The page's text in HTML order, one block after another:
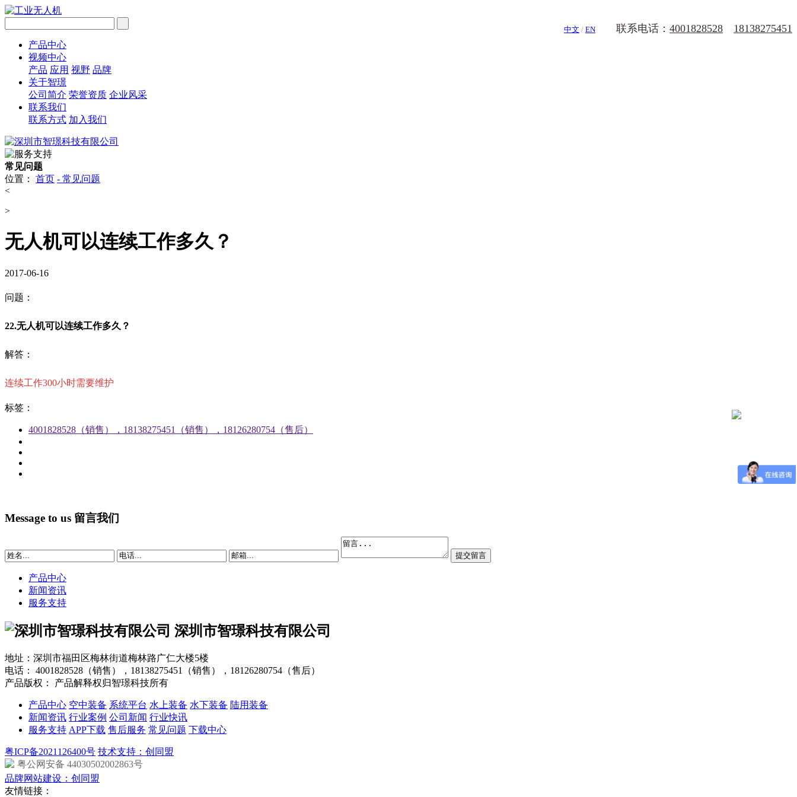
中文 / EN 联系电话： 4001828528 18138275451
产品中心
视频中心
产品 应用 视野 品牌
关于智璟
公司简介 荣誉资质 企业风采
联系我们
联系方式 加入我们
常见问题
位置：
首页 - 常见问题
<
>
无人机可以连续工作多久？
2017-06-16
问题：
22.无人机可以连续工作多久？
解答：
连续工作300小时需要维护
标签：
4001828528（销售），18138275451（销售），18126280754（售后）
Message to us 留言我们
产品中心
新闻资讯
服务支持
深圳市智璟科技有限公司
地址：深圳市福田区梅林街道梅林路广仁大楼5楼
电话： 4001828528（销售），18138275451（销售），18126280754（售后）
产品版权： 产品解释权归智璟科技所有
产品中心 空中装备 系统平台 水上装备 水下装备 陆用装备
新闻资讯 行业案例 公司新闻 行业快讯
服务支持 APP下载 售后服务 常见问题 下载中心
粤ICP备2021126400号 技术支持：创同盟
粤公网安备 44030502002863号
品牌网站建设：创同盟
友情链接：